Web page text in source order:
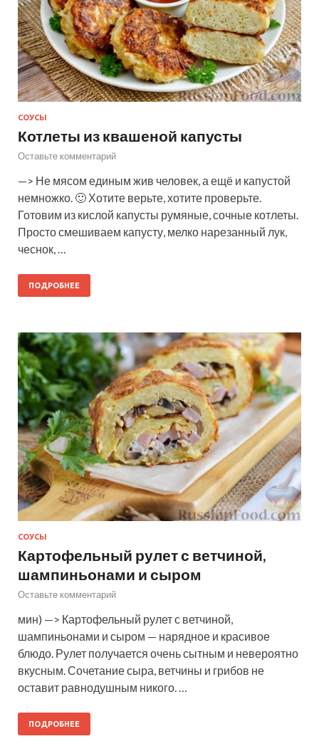
СОУСЫ
Котлеты из квашеной капусты
Оставьте комментарий
—> Не мясом единым жив человек, а ещё и капустой
немножко. 🙂 Хотите верьте, хотите проверьте.
Готовим из кислой капусты румяные, сочные котлеты.
Просто смешиваем капусту, мелко нарезанный лук,
чеснок, …
ПОДРОБНЕЕ
СОУСЫ
Картофельный рулет с ветчиной,
шампиньонами и сыром
Оставьте комментарий
мин) —> Картофельный рулет с ветчиной,
шампиньонами и сыром — нарядное и красивое
блюдо. Рулет получается очень сытным и невероятно
вкусным. Сочетание сыра, ветчины и грибов не
оставит равнодушным никого. …
ПОДРОБНЕЕ